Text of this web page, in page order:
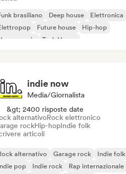
brasiliano Deep house
Elettronica
Future house
Hip-hop
music
Tech House
indie now
Media/Giornalista
&gt; 2400 risposte date
alternativoRock elettronico
rockHip-hopIndie folk
articoli
alternativo Garage rock
Indie folk
pop
Indie rock
Rap internazionale